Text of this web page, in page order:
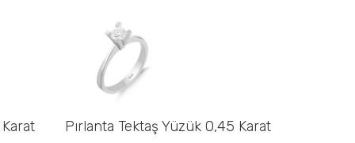
Pırlanta Tektaş Yüzük 0,45 Karat